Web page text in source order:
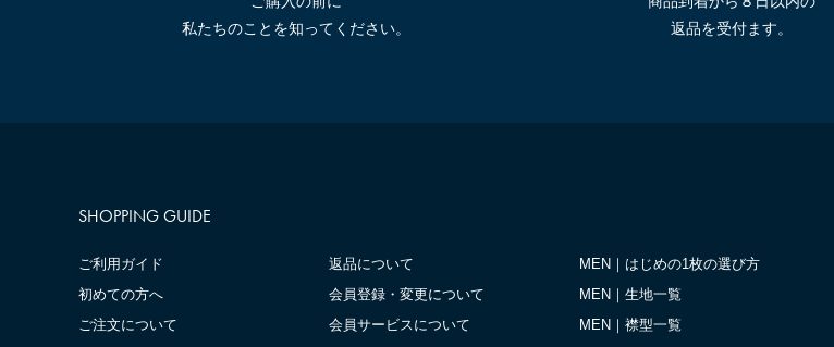
私たちのことを知ってください。
返品を受付ます。
SHOPPING GUIDE
ご利用ガイド
初めての方へ
ご注文について
返品について
会員登録・変更について
会員サービスについて
MEN｜はじめの1枚の選び方
MEN｜生地一覧
MEN｜襟型一覧